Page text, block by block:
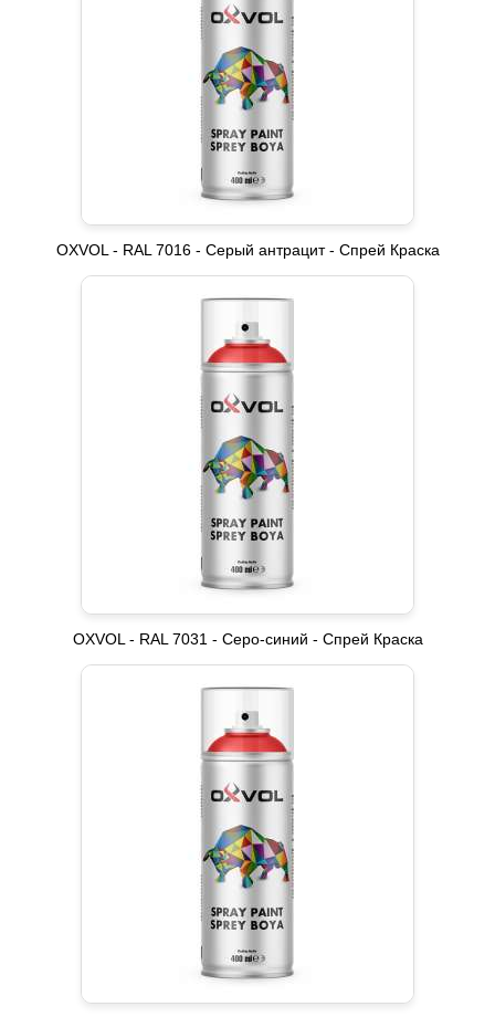
OXVOL - RAL 7016 - Серый антрацит - Спрей Краска
OXVOL - RAL 7031 - Серо-синий - Спрей Краска